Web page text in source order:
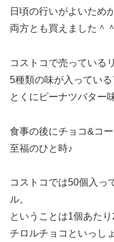
日頃の行いがよいため
両方とも買えました＾＾
コストコで売っている
5種類の味が入っている
とくにピーナツバター
食事の後にチョコ&コー
至福のひと時♪
コストコでは50個入っ
ル。
ということは1個あた
チロルチョコといっし